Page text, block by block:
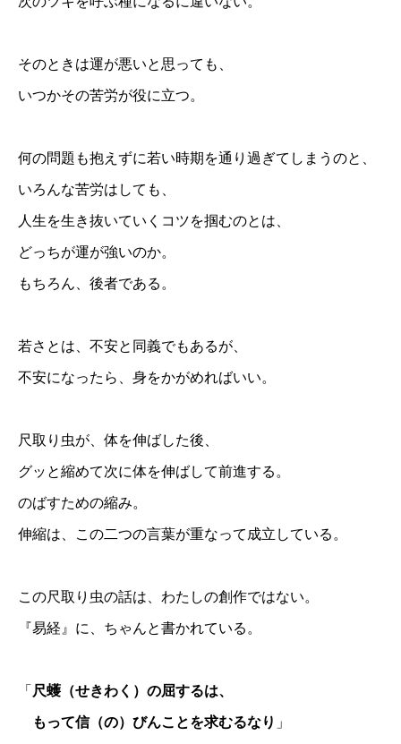
そのときは運が悪いと思っても、
いつかその苦労が役に立つ。
何の問題も抱えずに若い時期を通り過ぎてしまうのと、
いろんな苦労はしても、
人生を生き抜いていくコツを掴むのとは、
どっちが運が強いのか。
もちろん、後者である。
若さとは、不安と同義でもあるが、
不安になったら、身をかがめればいい。
尺取り虫が、体を伸ばした後、
グッと縮めて次に体を伸ばして前進する。
のばすための縮み。
伸縮は、この二つの言葉が重なって成立している。
この尺取り虫の話は、わたしの創作ではない。
『易経』に、ちゃんと書かれている。
「 尺蠖（せきわく）の屈するは、
もって信（の）びんことを求むるなり 」